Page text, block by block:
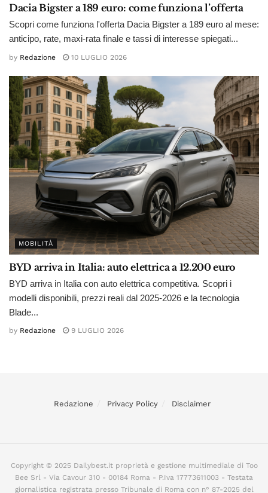
Dacia Bigster a 189 euro: come funziona l’offerta
Scopri come funziona l'offerta Dacia Bigster a 189 euro al mese:
anticipo, rate, maxi-rata finale e tassi di interesse spiegati...
by Redazione 10 LUGLIO 2026
MOBILITÀ
BYD arriva in Italia: auto elettrica a 12.200 euro
BYD arriva in Italia con auto elettrica competitiva. Scopri i
modelli disponibili, prezzi reali dal 2025-2026 e la tecnologia
Blade...
by Redazione 9 LUGLIO 2026
Redazione Privacy Policy Disclaimer
Copyright © 2025 Dailybest.it proprietà e gestione multimediale di Too
Bee Srl - Via Cavour 310 - 00184 Roma - P.Iva 17773611003 - Testata
giornalistica registrata presso Tribunale di Roma con n° 87-2025 del